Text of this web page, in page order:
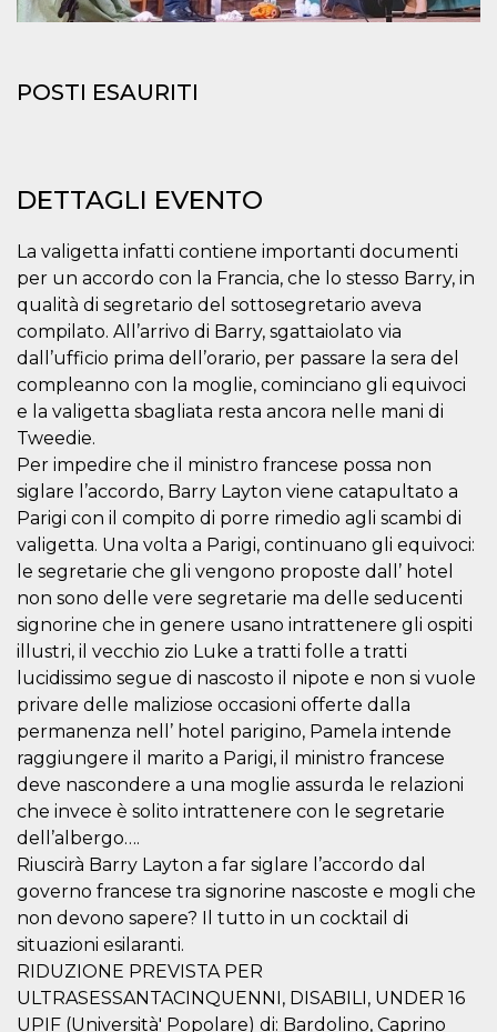
POSTI ESAURITI
DETTAGLI EVENTO
La valigetta infatti contiene importanti documenti
per un accordo con la Francia, che lo stesso Barry, in
qualità di segretario del sottosegretario aveva
compilato. All’arrivo di Barry, sgattaiolato via
dall’ufficio prima dell’orario, per passare la sera del
compleanno con la moglie, cominciano gli equivoci
e la valigetta sbagliata resta ancora nelle mani di
Tweedie.
Per impedire che il ministro francese possa non
siglare l’accordo, Barry Layton viene catapultato a
Parigi con il compito di porre rimedio agli scambi di
valigetta. Una volta a Parigi, continuano gli equivoci:
le segretarie che gli vengono proposte dall’ hotel
non sono delle vere segretarie ma delle seducenti
signorine che in genere usano intrattenere gli ospiti
illustri, il vecchio zio Luke a tratti folle a tratti
lucidissimo segue di nascosto il nipote e non si vuole
privare delle maliziose occasioni offerte dalla
permanenza nell’ hotel parigino, Pamela intende
raggiungere il marito a Parigi, il ministro francese
deve nascondere a una moglie assurda le relazioni
che invece è solito intrattenere con le segretarie
dell’albergo….
Riuscirà Barry Layton a far siglare l’accordo dal
governo francese tra signorine nascoste e mogli che
non devono sapere? Il tutto in un cocktail di
situazioni esilaranti.
RIDUZIONE PREVISTA PER
ULTRASESSANTACINQUENNI, DISABILI, UNDER 16
UPIF (Università' Popolare) di: Bardolino, Caprino
m
Stripe
1 anno 1
Questo cookie
veloci.
CookieScriptConsent
CookieScript
oooh.events
4
settimane
2 giorni
Questo cookie
viene utilizzato
dal servizio
Cookie-
Script.com per
ricordare le
preferenze di
consenso sui
cookie dei
banner dei
cookie di
Cookie-
Script.com
funzioni
correttamente.
Storage declaration
Nome
type
Descrizione
fbssls_314278995690155
Session
storage
wpEmojiSettingsSupports
Session
storage
cn_uc__
Local
storage
Nome
Dominio
c_user
Meta
Platform Inc.
4
settimane
2 giorni
Cookie di
essere di